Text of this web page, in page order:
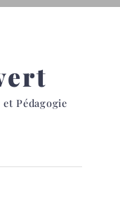
Pédagogie